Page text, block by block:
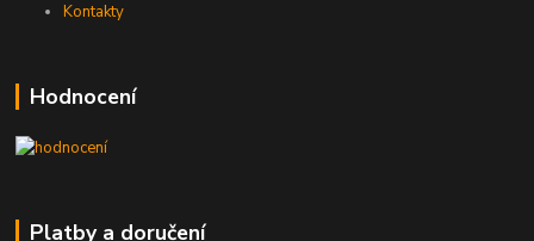
Kontakty
Hodnocení
Platby a doručení